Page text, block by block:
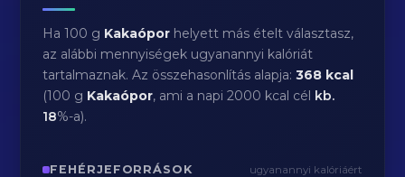
Ha 100 g Kakaópor helyett más ételt választasz,
az alábbi mennyiségek ugyanannyi kalóriát
tartalmaznak. Az összehasonlítás alapja:368 kcal
(100 g Kakaópor, ami a napi 2000 kcal cél kb.
18%-a).
FEHÉRJEFORRÁSOK ugyanannyi kalóriáért